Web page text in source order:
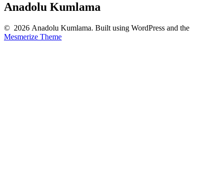
Anadolu Kumlama
© 2026 Anadolu Kumlama. Built using WordPress and the
Mesmerize Theme